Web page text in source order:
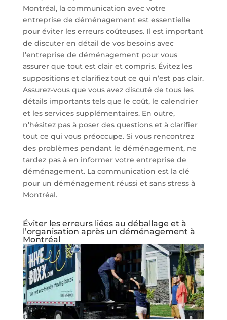
Montréal, la communication avec votre
entreprise de déménagement est essentielle
pour éviter les erreurs coûteuses. Il est important
de discuter en détail de vos besoins avec
l’entreprise de déménagement pour vous
assurer que tout est clair et compris. Évitez les
suppositions et clarifiez tout ce qui n’est pas clair.
Assurez-vous que vous avez discuté de tous les
détails importants tels que le coût, le calendrier
et les services supplémentaires. En outre,
n’hésitez pas à poser des questions et à clarifier
tout ce qui vous préoccupe. Si vous rencontrez
des problèmes pendant le déménagement, ne
tardez pas à en informer votre entreprise de
déménagement. La communication est la clé
pour un déménagement réussi et sans stress à
Montréal.
Éviter les erreurs liées au déballage et à
l’organisation après un déménagement à
Montréal